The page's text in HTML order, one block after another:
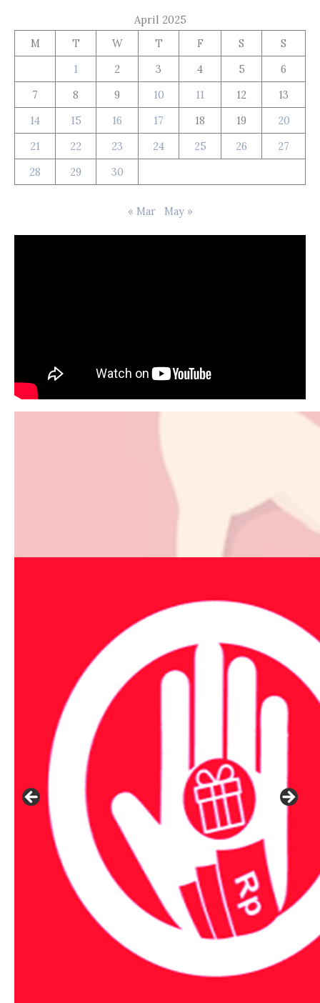
April 2025
M
T W T F S
S
1
2 3 4 5
6
7
8 9 10 11 12
13
14
15 16 17 18 19
20
21
22 23 24 25 26
27
28
29 30
« Mar May »